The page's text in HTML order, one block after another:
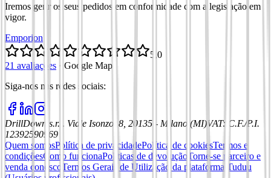
Iremos gerir os seus pedidos em conformidade com a legislação em
vigor.
Emporion
5,0
21 avaliações · Google Maps
Siga-nos nas redes sociais:
DrillDown s.r.l. Viale Isonzo, 8, 20135 - Milano (MI)VAT: C.F./P.I.
12392590969
Quem somosPolítica de privacidadePolítica de cookiesTermos e
condiçõesComo funcionaPolíticas de devolução Torne-se parceiro e
venda conosco Termos Gerais de Utilização da plataforma Tuduu